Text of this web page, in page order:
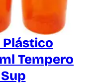
Plástico
Tempero